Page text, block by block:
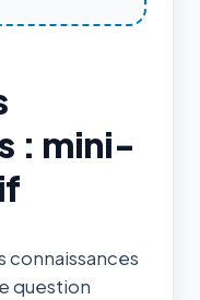
: mini-
connaissances
question